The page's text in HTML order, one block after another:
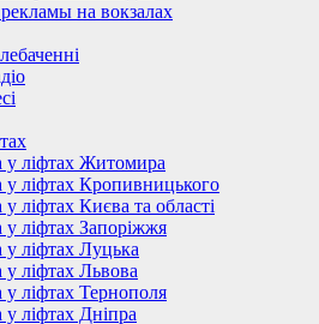
на вокзалах
у ліфтах Житомира
у ліфтах Кропивницького
ліфтах Києва та області
у ліфтах Запоріжжя
у ліфтах Луцька
у ліфтах Львова
у ліфтах Тернополя
у ліфтах Дніпра